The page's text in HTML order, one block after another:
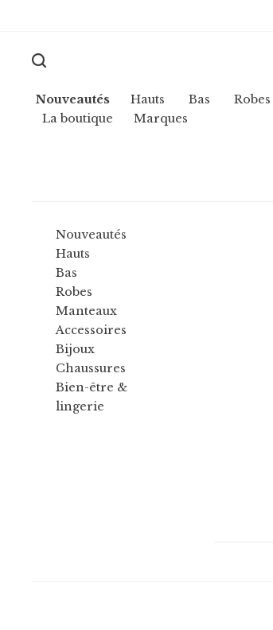
Nouveautés Hauts Bas Robes
La boutique
Marques
Nouveautés
Hauts
Bas
Robes
Manteaux
Accessoires
Bijoux
Chaussures
Bien-être &
lingerie